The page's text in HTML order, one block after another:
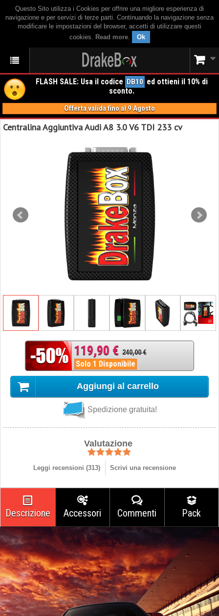
Questo Sito utilizza i Cookies per offrire una migliore esperienza di
navigazione e per servizi di terze parti. Continuando la navigazione senza
modificare le impostazioni del browser, accetti di utilizzare questi
cookies. Read more. Ok
FLASH SALE: Usa il codice DB10 ed ottieni il 10% di
sconto.
Offerta valida fino al 9 Agosto
Centralina Aggiuntiva Audi A8 3.0 V6 TDI 233 cv
119,90 € 240,00 €
Solo 1 Disponibile
Aggiungi al carrello
Spedizione gratuita!
Valutazione
Leggi recensioni (313) Scrivi una recensione
Descrizione Accessori Commenti Pack